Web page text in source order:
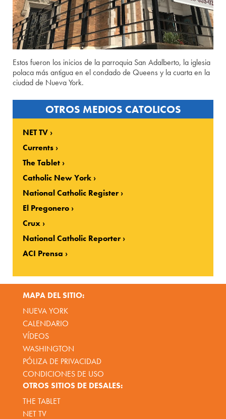
Estos fueron los inicios de la parroquia San Adalberto, la iglesia
polaca más antigua en el condado de Queens y la cuarta en la
ciudad de Nueva York.
OTROS MEDIOS CATOLICOS
NET TV
Currents
The Tablet
Catholic New York
National Catholic Register
El Pregonero
Crux
National Catholic Reporter
ACI Prensa
MAPA DEL SITIO:
NUEVA YORK
CALENDARIO
VÍDEOS
WASHINGTON
PÓLIZA DE PRIVACIDAD
CONDICIONES DE USO
OTROS SITIOS DE DESALES:
THE TABLET
NET TV